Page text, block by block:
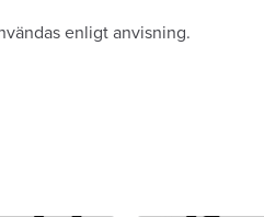
enligt anvisning.